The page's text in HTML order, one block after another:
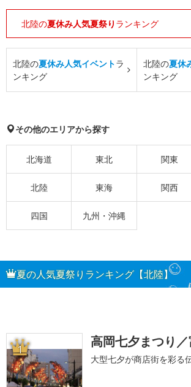
北陸の夏休み人気夏祭り ランキング
北陸の夏休み人気イベントラ
ンキング
北陸の夏休
ンキング
その他のエリアから探す
北海道 東北 関東
北陸 東海 関西
四国 九州・沖縄
夏の人気夏祭りランキング【北陸】
1 高岡七夕まつり
大型七夕が商店街を彩る